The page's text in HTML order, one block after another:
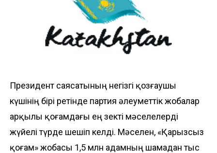
Президент саясатының негізгі қозғау­шы
күшінің бірі ретінде партия әлеуметтік жобалар
арқылы қоғамдағы ең өзекті мәселелерді
жүйелі түрде шешіп келді. Мәселен, «Қарызсыз
қоғам» жобасы 1,5 млн адамның шамадан тыс